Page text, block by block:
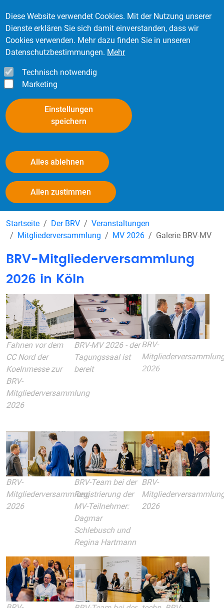
Diese Website verwendet Cookies. Mit der Nutzung unserer
Dienste erklären Sie sich damit einverstanden, dass wir
Cookies verwenden. Mehr dazu finden Sie in unseren
Datenschutzbestimmungen. Mehr
Technisch notwendig
Marketing
Einstellungen
speichern
Alles ablehnen
Allen zustimmen
Kontakt Login
Galerie BRV-MV 2026
Startseite Der BRV
Veranstaltungen
Mitgliederversammlung
MV 2026 Galerie BRV-MV
BRV-Mitgliederversammlung
2026 in Köln
Fahnen vor dem
CC Nord der
Koelnmesse zur
BRV-
Mitgliederversammlung
2026
BRV-MV 2026 - der
Tagungssaal ist
bereit
BRV-
2026
BRV-
Mitgliederversammlung
2026
BRV-Team bei der
Registrierung der
MV-Teilnehmer:
Dagmar
Schlebusch und
Regina Hartmann
BRV-
2026